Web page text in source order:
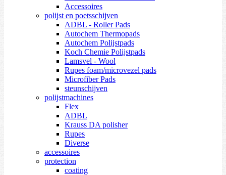
Accessoires
polijst en poetsschijven
ADBL - Roller Pads
Autochem Thermopads
Autochem Polijstpads
Koch Chemie Polijstpads
Lamsvel - Wool
Rupes foam/microvezel pads
Microfiber Pads
steunschijven
polijstmachines
Flex
ADBL
Krauss DA polisher
Rupes
Diverse
accessoires
protection
coating